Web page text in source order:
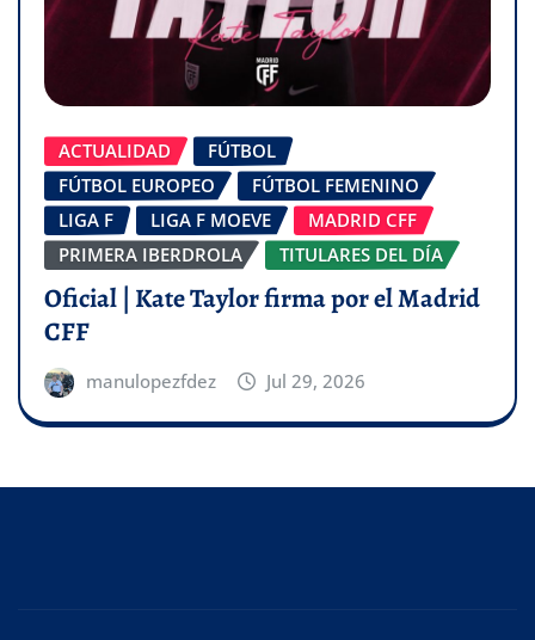
ACTUALIDAD
FÚTBOL
FÚTBOL EUROPEO
FÚTBOL FEMENINO
LIGA F
LIGA F MOEVE
MADRID CFF
PRIMERA IBERDROLA
TITULARES DEL DÍA
Oficial | Kate Taylor firma por el Madrid
CFF
manulopezfdez Jul 29, 2026